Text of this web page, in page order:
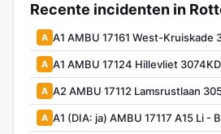
Recente incidenten in
A A1 AMBU 17161 West-Kruiskade
A A1 AMBU 17124 Hillevliet
A A2 AMBU 17112 Lamsrustlaan
A A1 (DIA: ja) AMBU 17117 A15 Li